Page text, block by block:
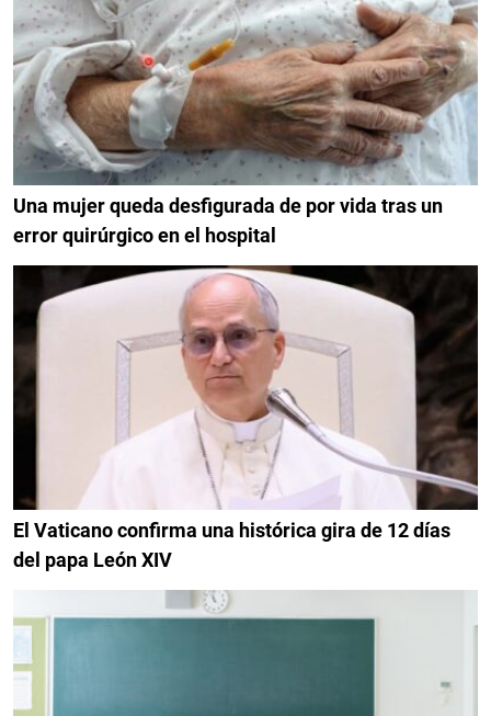
Una mujer queda desfigurada de por vida tras un
error quirúrgico en el hospital
El Vaticano confirma una histórica gira de 12 días
del papa León XIV